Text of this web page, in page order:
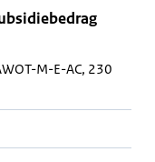
M-E-AC, 230